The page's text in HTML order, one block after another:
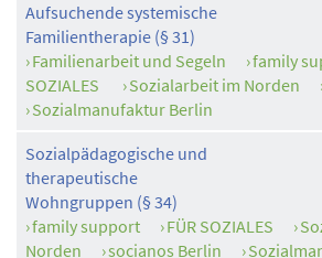
Aufsuchende systemische
Familientherapie (§ 31)
Familienarbeit und Segeln
family
SOZIALES
Sozialarbeit im Norden
Sozialmanufaktur Berlin
Sozialpädagogische und
therapeutische
Wohngruppen (§ 34)
family support
FÜR SOZIALES
Norden
socianos Berlin